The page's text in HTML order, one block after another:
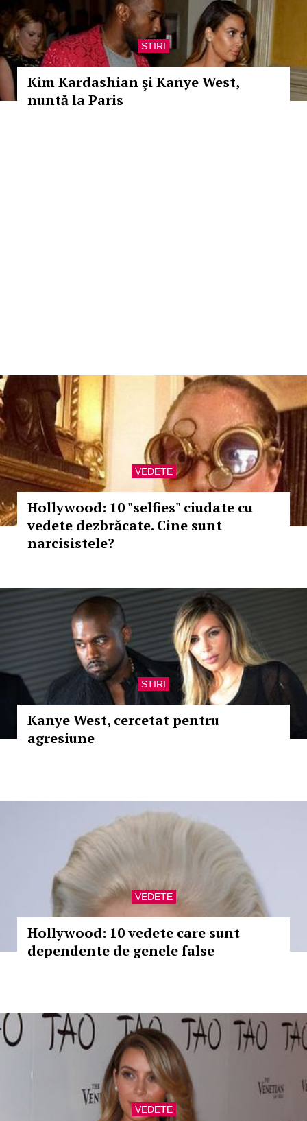
STIRI
Kim Kardashian şi Kanye West,
nuntă la Paris
VEDETE
Hollywood: 10 "selfies" ciudate cu
vedete dezbrăcate. Cine sunt
narcisistele?
STIRI
Kanye West, cercetat pentru
agresiune
VEDETE
Hollywood: 10 vedete care sunt
dependente de genele false
VEDETE